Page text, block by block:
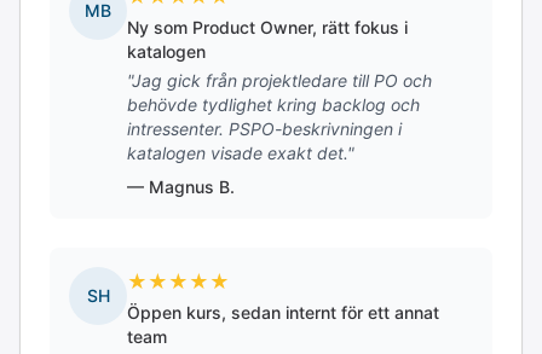
MB
Ny som Product Owner, rätt fokus i
katalogen
"Jag gick från projektledare till PO och
behövde tydlighet kring backlog och
intressenter. PSPO-beskrivningen i
katalogen visade exakt det."
— Magnus B.
SH
★ ★ ★ ★ ★
Öppen kurs, sedan internt för ett annat
team